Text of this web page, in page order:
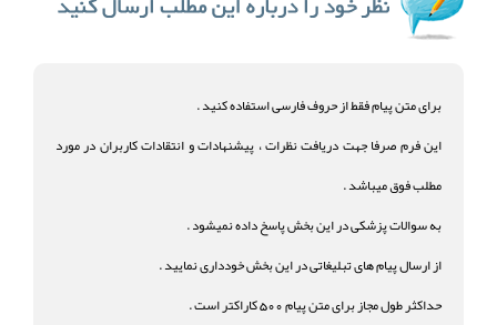
برای متن پیام فقط از حروف فارسی استفاده کنید .
این فرم صرفا جهت دریافت نظرات ، پیشنهادات و انتقادات کاربران در مورد
مطلب فوق میباشد .
به سوالات پزشکی در این بخش پاسخ داده نمیشود .
از ارسال پیام های تبلیغاتی در این بخش خودداری نمایید .
حداکثر طول مجاز برای متن پیام 500 کاراکتر است .